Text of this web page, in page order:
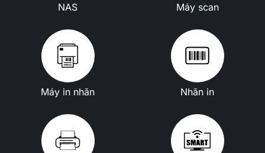
NAS Máy scan
Máy in nhãn Nhãn in